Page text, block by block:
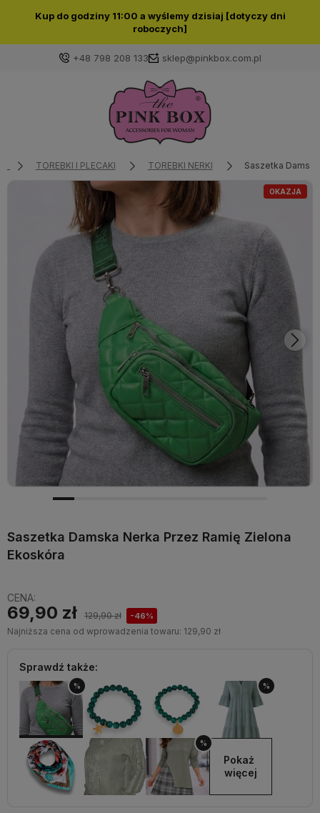
Kup do godziny 11:00 a wyślemy dzisiaj [dotyczy dni
roboczych]
+48 798 208 133 sklep@pinkbox.com.pl
Zaloguj się
Wybierz coś dla siebie z naszej aktualnej oferty lub
zaloguj się, aby przywrócić dodane produkty do listy
z poprzedniej sesji.
TOREBKI I PLECAKI TOREBKI NERKI Saszetka
OKAZJA
Saszetka Damska Nerka Przez Ramię Zielona
Ekoskóra
CENA:
69,90 zł 129,90 zł -46%
Najniższa cena od wprowadzenia towaru: 129,90 zł
Sprawdź także:
% %
%
Pokaż
więcej